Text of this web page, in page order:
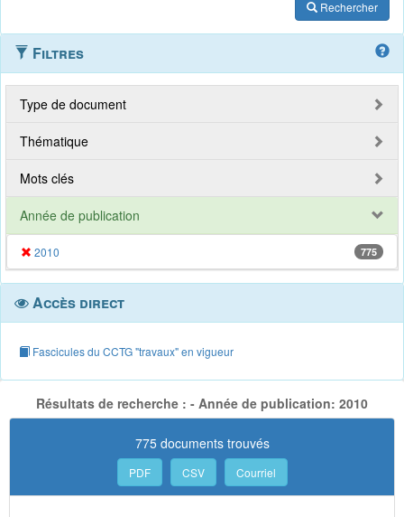
Rechercher
Filtres
Type de document
Thématique
Mots clés
Année de publication
2010 775
Accès direct
Fascicules du CCTG "travaux" en vigueur
Résultats de recherche : - Année de publication: 2010
775 documents trouvés
PDF CSV Courriel